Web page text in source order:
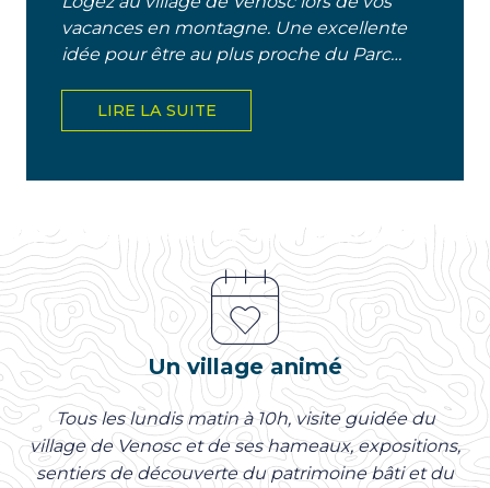
vacances en montagne. Une excellente
idée pour être au plus proche du Parc
départs de randonnées,...
LIRE LA SUITE
Un village animé
Tous les lundis matin à 10h, visite guidée du
village de Venosc et de ses hameaux, expositions,
sentiers de découverte du patrimoine bâti et du